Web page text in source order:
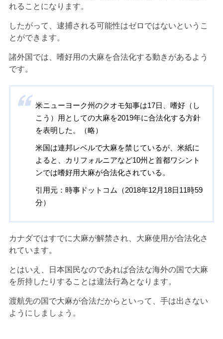
れることになります。
したがって、逮捕される可能性はゼロではないというこ
とができます。
諸外国では、嗜好用の大麻を合法化する動きがあるよう
です。
米ニューヨーク州のクオモ知事は17日、嗜好（し
こう）用としての大麻を2019年に合法化する方針
を表明した。（略）
米国は連邦レベルで大麻を禁じているが、米紙に
よると、カリフォルニアなど10州と首都ワシント
ンでは嗜好用大麻が合法化されている。
引用元：時事ドットコム（2018年12月18日11時59
分）
カナダではすでに大麻が解禁され、大麻使用が合法化さ
れています。
とはいえ、日本国民なのであれば合法な海外の国で大麻
を所持したりすることは違法行為となります。
渡航先の国で大麻が合法だからといって、手は出さない
ようにしましょう。